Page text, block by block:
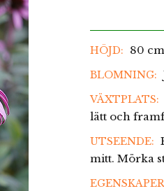
HÖJD: 80 cm
BLOMNING:
VÄXTPLATS:
lätt och
UTSEENDE:
mitt. Mörka